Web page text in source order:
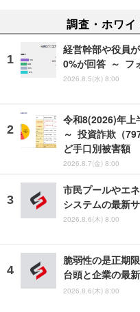
調査・ホワイ
経営幹部や役員
0%が回答 ～ フ
2026.8.5(水) 8:00
令和8(2026)年上
～ 投資詐欺（
ど手口別被害額
2026.8.7(金) 8:00
市民プールやエ
システムの最新
2026.8.6(木) 8:00
脆弱性の是正期
台頭と企業の最
2026.8.6(木) 8:00